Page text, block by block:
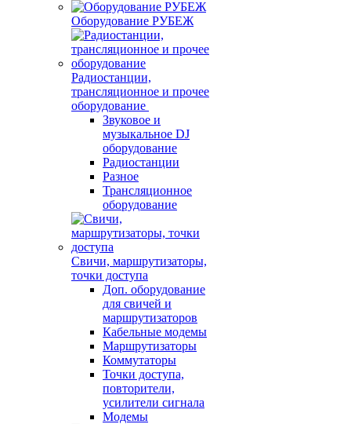
Оборудование РУБЕЖ
Радиостанции,
трансляционное и прочее
оборудование
Звуковое и
музыкальное DJ
оборудование
Радиостанции
Разное
Трансляционное
оборудование
Свичи, маршрутизаторы,
точки доступа
Доп. оборудование
для свичей и
маршрутизаторов
Кабельные модемы
Маршрутизаторы
Коммутаторы
Точки доступа,
повторители,
усилители сигнала
Модемы